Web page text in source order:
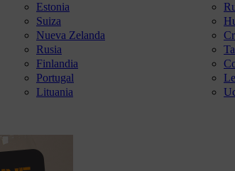
Estonia
Suiza
Nueva Zelanda
Rusia
Finlandia
Portugal
Lituania